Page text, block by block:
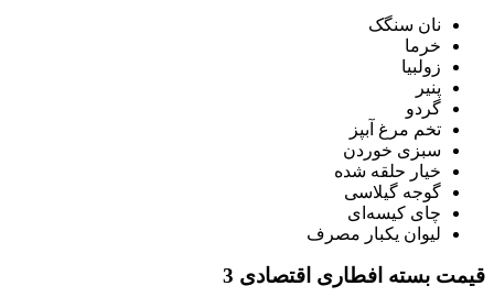
نان سنگک
خرما
زولبیا
پنیر
گردو
تخم مرغ آبپز
سبزی خوردن
خیار حلقه شده
گوجه گیلاسی
چای کیسه‌ای
لیوان یکبار مصرف
قیمت بسته افطاری اقتصادی 3